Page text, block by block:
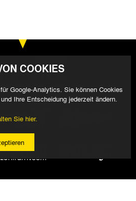
COOKIES
Google-Analytics. Sie können Cookies
Ihre Entscheidung jederzeit ändern.
Sie hier.